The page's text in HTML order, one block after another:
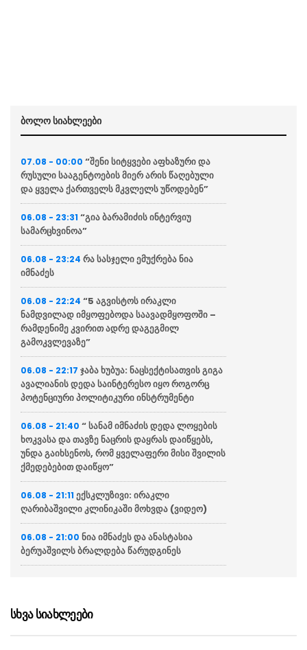
ბოლო სიახლეები
07.08 - 00:00 “შენი სიტყვები აფხაზური და
რუსული სააგენტოების მიერ არის წაღებული
და ყველა ქართველს მკვლელს უწოდებენ”
06.08 - 23:31 “გია ბარამიძის ინტერვიუ
სამარცხვინოა”
06.08 - 23:24 რა სასჯელი ემუქრება ნია
იმნაძეს
06.08 - 22:24 “5 აგვისტოს ირაკლი
ნამდვილად იმყოფებოდა საავადმყოფოში –
რამდენიმე კვირით ადრე დაგეგმილ
გამოკვლევაზე”
06.08 - 22:17 ჯაბა ხუბუა: ნაცსექტისათვის გიგა
ავალიანის დედა საინტერესო იყო როგორც
პოტენციური პოლიტიკური ინსტრუმენტი
06.08 - 21:40 “ სანამ იმნაძის დედა ლოყების
ხოკვასა და თავზე ნაცრის დაყრას დაიწყებს,
უნდა გაიხსენოს, რომ ყველაფერი მისი შვილის
ქმედებებით დაიწყო”
06.08 - 21:11 ექსკლუზივი: ირაკლი
ღარიბაშვილი კლინიკაში მოხვდა (ვიდეო)
06.08 - 21:00 ნია იმნაძეს და ანასტასია
ბერუაშვილს ბრალდება წარუდგინეს
ფლოტის დაახლოებით 80%-ში”
სხვა სიახლეები